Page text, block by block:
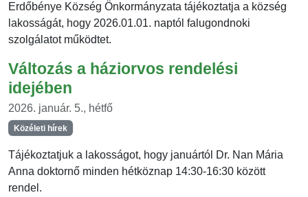
Erdőbénye Község Önkormányzata tájékoztatja a község
lakosságát, hogy 2026.01.01. naptól falugondnoki
szolgálatot működtet.
Változás a háziorvos rendelési
idejében
2026. január. 5., hétfő
Közéleti hírek
Tájékoztatjuk a lakosságot, hogy januártól Dr. Nan Mária
Anna doktornő minden hétköznap 14:30-16:30 között
rendel.